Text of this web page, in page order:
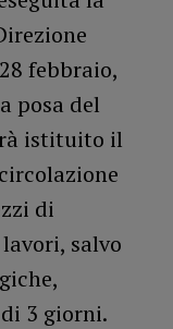
febbraio,
posa del
istituito il
di
salvo
3 giorni.